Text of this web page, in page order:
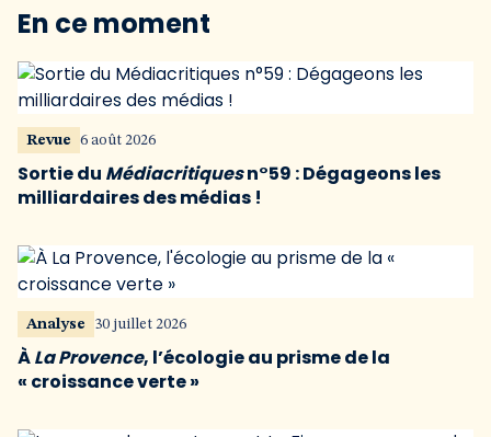
En ce moment
Revue 6 août 2026
Sortie du Médiacritiquesn°59 : Dégageons les
milliardaires des médias !
Analyse 30 juillet 2026
ÀLa Provence, l’écologie au prisme de la
« croissance verte »